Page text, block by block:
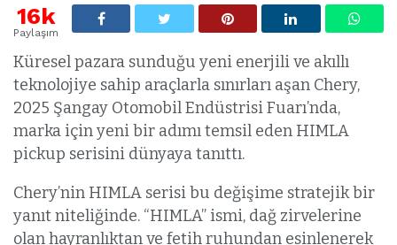
16k
Paylaşım
Küresel pazara sunduğu yeni enerjili ve akıllı
teknolojiye sahip araçlarla sınırları aşan Chery,
2025 Şangay Otomobil Endüstrisi Fuarı’nda,
marka için yeni bir adımı temsil eden HIMLA
pickup serisini dünyaya tanıttı.
Chery’nin HIMLA serisi bu değişime stratejik bir
yanıt niteliğinde. “HIMLA” ismi, dağ zirvelerine
olan hayranlıktan ve fetih ruhundan esinlenerek